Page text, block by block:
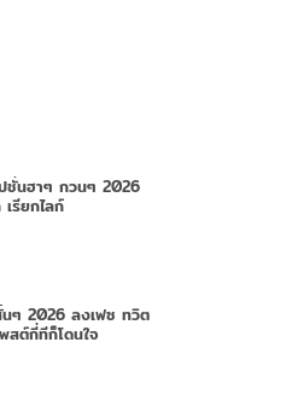
ชั่นฮาๆ กวนๆ 2026
รียกไลก์
ๆ 2026 ลงเฟซ ทวิต
สต์กี่ทีก็โดนใจ